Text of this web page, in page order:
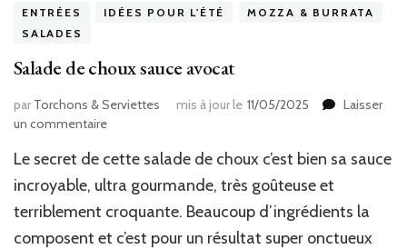
ENTRÉES IDÉES POUR L'ÉTÉ
MOZZA & BURRATA
SALADES
Salade de choux sauce avocat
par Torchons & Serviettes mis à jour le 11/05/2025
Laisser
un commentairesur
de
choux
sauce
avocat
Le secret de cette salade de choux c’est bien sa sauce
incroyable, ultra gourmande, très goûteuse et
terriblement croquante. Beaucoup d’ingrédients la
composent et c’est pour un résultat super onctueux